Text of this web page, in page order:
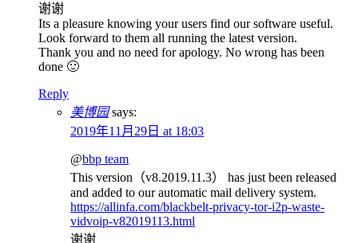
谢谢
Its a pleasure knowing your users find our software useful.
Look forward to them all running the latest version.
Thank you and no need for apology. No wrong has been
done 🙂
Reply
美博园 says:
2019年11月29日 at 18:03
@bbp team
This version（v8.2019.11.3） has just been released
and added to our automatic mail delivery system.
https://allinfa.com/blackbelt-privacy-tor-i2p-waste-
vidvoip-v82019113.html
谢谢